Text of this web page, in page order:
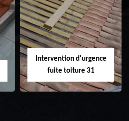
Réparation de
toiture 31
Intervention d'urgence
fuite toiture 31